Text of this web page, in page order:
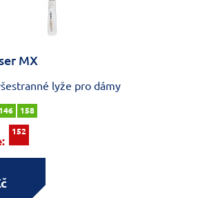
MX
lyže pro dámy
146 158
152